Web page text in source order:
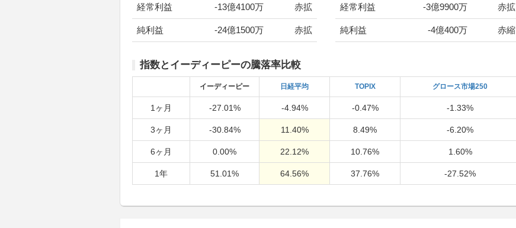
経常利益 -13億4100万 赤拡
純利益 -24億1500万 赤拡
経常利益 -3億9900万 赤拡
純利益 -4億400万 赤縮
指数とイーディーピーの騰落率比較
イーディーピー 日経平均 TOPIX グロース市場250
1ヶ月 -27.01% -4.94% -0.47% -1.33%
3ヶ月 -30.84% 11.40% 8.49% -6.20%
6ヶ月 0.00% 22.12% 10.76% 1.60%
1年 51.01% 64.56% 37.76% -27.52%